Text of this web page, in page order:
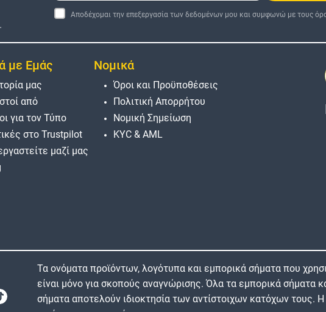
Αποδέχομαι την επεξεργασία των δεδομένων μου και συμφωνώ με τους
με Εμάς
μας
από
για τον Τύπο
στο Trustpilot
μαζί μας
Νομικά
Όροι και Προϋποθέσεις
Πολιτική Απορρήτου
Νομική Σημείωση
KYC & AML
Τα ονόματα προϊόντων, λογότυπα και εμπορικά σήματα που
είναι μόνο για σκοπούς αναγνώρισης. Όλα τα εμπορικά σήματα
σήματα αποτελούν ιδιοκτησία των αντίστοιχων κατόχων τους.